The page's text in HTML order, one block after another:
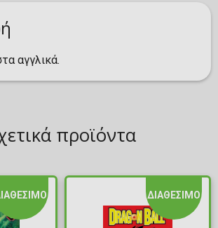
αγγλικά.
προϊόντα
ΔΙΑΘΕΣΙΜΟ